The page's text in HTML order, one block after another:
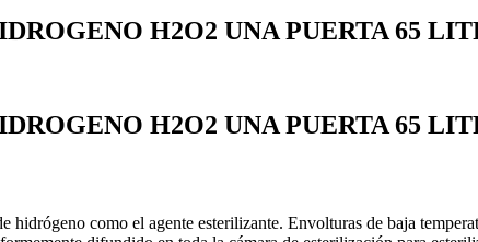
H2O2 UNA PUERTA 65
H2O2 UNA PUERTA 65
como el agente esterilizante. Envolturas de baja